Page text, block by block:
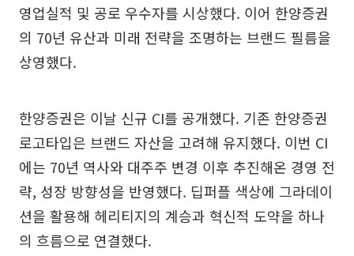
영업실적 및 공로 우수자를 시상했다. 이어 한양증권
의 70년 유산과 미래 전략을 조명하는 브랜드 필름을
상영했다.
한양증권은 이날 신규 CI를 공개했다. 기존 한양증권
로고타입은 브랜드 자산을 고려해 유지했다. 이번 CI
에는 70년 역사와 대주주 변경 이후 추진해온 경영 전
략, 성장 방향성을 반영했다. 딥퍼플 색상에 그라데이
션을 활용해 헤리티지의 계승과 혁신적 도약을 하나
의 흐름으로 연결했다.